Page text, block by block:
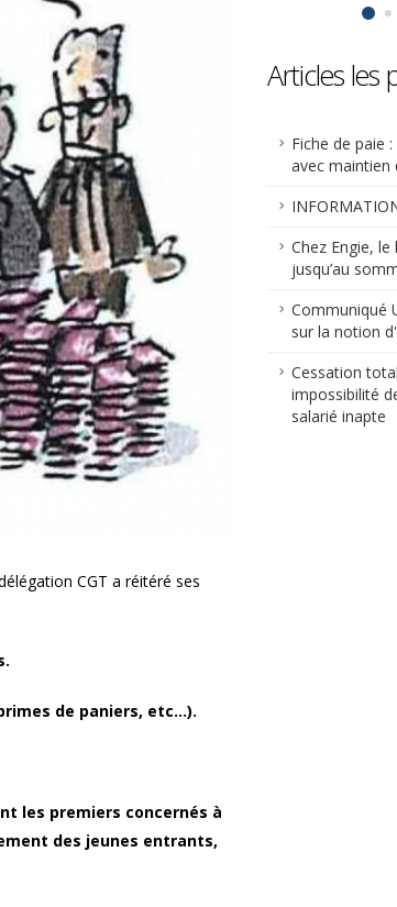
CGT a réitéré ses
de paniers, etc…).
les premiers concernés à
des jeunes entrants,
Articles les
Fiche de paie
avec maintien
Chez Engie,
jusqu’au
Communiqué
sur la notion
Cessation
impossibilité
salarié inapte